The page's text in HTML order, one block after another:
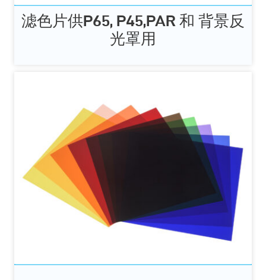
滤色片供P65, P45,PAR 和 背景反
光罩用